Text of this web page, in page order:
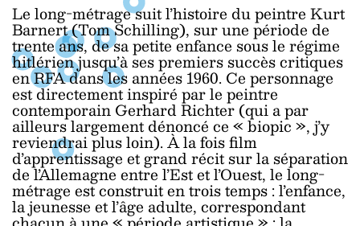
Le long-métrage suit l’histoire du peintre Kurt
Barnert (Tom Schilling), sur une période de
trente ans, de sa petite enfance sous le régime
hitlérien jusqu’à ses premiers succès critiques
en RFA dans les années 1960. Ce personnage
est directement inspiré par le peintre
contemporain Gerhard Richter (qui a par
ailleurs largement dénoncé ce « biopic », j’y
reviendrai plus loin). À la fois film
d’apprentissage et grand récit sur la séparation
de l’Allemagne entre l’Est et l’Ouest, le long-
métrage est construit en trois temps : l’enfance,
la jeunesse et l’âge adulte, correspondant